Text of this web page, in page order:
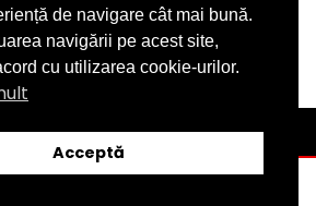
Argeș. Toate drepturile rezervate
design byXITE.ro
de navigare cât mai bună.
navigării pe acest site,
cu utilizarea cookie-urilor.
Acceptă